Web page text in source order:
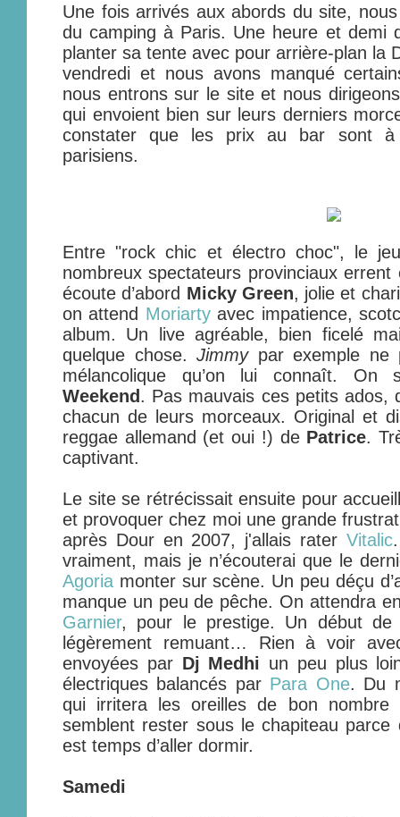
Une fois arrivés aux abords du site,
du camping à Paris. Une heure et demi
planter sa tente avec pour arrière-plan la
vendredi et nous avons manqué
nous entrons sur le site et nous
qui envoient bien sur leurs derniers
constater que les prix au bar sont
parisiens.
Entre "rock chic et électro choc", le
nombreux spectateurs provinciaux
écoute d’abord Micky Green, jolie et
on attend Moriartyavec impatience,
album. Un live agréable, bien ficelé
quelque chose.Jimmypar exemple ne
mélancolique qu’on lui connaît.
Weekend . Pas mauvais ces petits ados,
chacun de leurs morceaux. Original et
reggae allemand (et oui !) de Patrice.
captivant.
Le site se rétrécissait ensuite pour
et provoquer chez moi une grande
après Dour en 2007, j'allais rater Vitalic
vraiment, mais je n’écouterai que le
Agoria monter sur scène. Un peu déçu
manque un peu de pêche. On attendra
Garnier, pour le prestige. Un début de
légèrement remuant… Rien à voir
envoyées par Dj Medhi un peu plus
électriques balancés par Para One. Du
qui irritera les oreilles de bon nombre
semblent rester sous le chapiteau
est temps d’aller dormir.
Samedi